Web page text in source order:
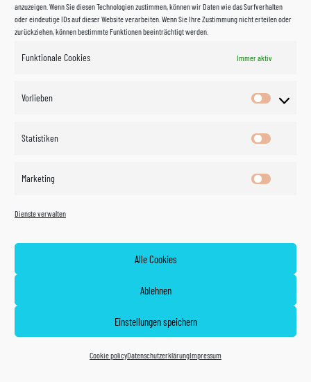
anzuzeigen. Wenn Sie diesen Technologien zustimmen, können wir Daten wie das Surfverhalten
oder eindeutige IDs auf dieser Website verarbeiten. Wenn Sie Ihre Zustimmung nicht erteilen oder
zurückziehen, können bestimmte Funktionen beeinträchtigt werden.
Funktionale Cookies Immer aktiv
Vorlieben
Vorlieben
Statistiken
Marketing
Dienste verwalten
Alle Cookies
Ablehnen
Einstellungen speichern
Cookie policyDatenschutzerklärungImpressum